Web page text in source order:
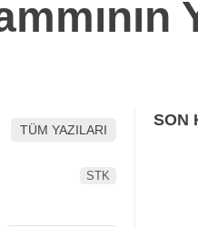
TÜM YAZILARI
STK
SON